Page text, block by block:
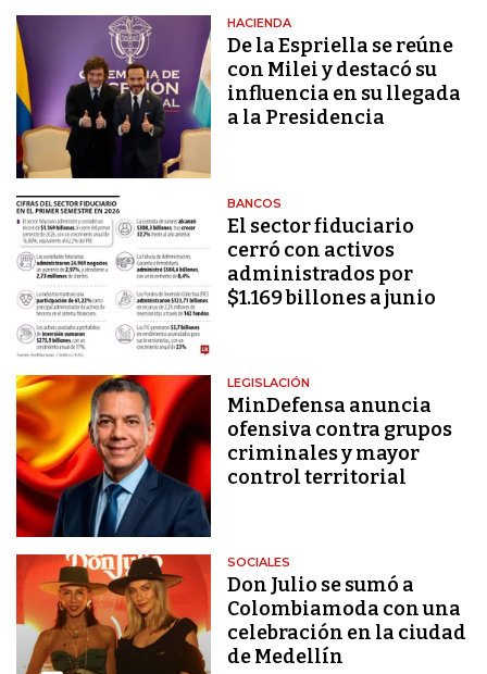
HACIENDA
De la Espriella se reúne
con Milei y destacó su
influencia en su llegada
a la Presidencia
BANCOS
El sector fiduciario
cerró con activos
administrados por
$1.169 billones a junio
LEGISLACIÓN
MinDefensa anuncia
ofensiva contra grupos
criminales y mayor
control territorial
SOCIALES
Don Julio se sumó a
Colombiamoda con una
celebración en la ciudad
de Medellín